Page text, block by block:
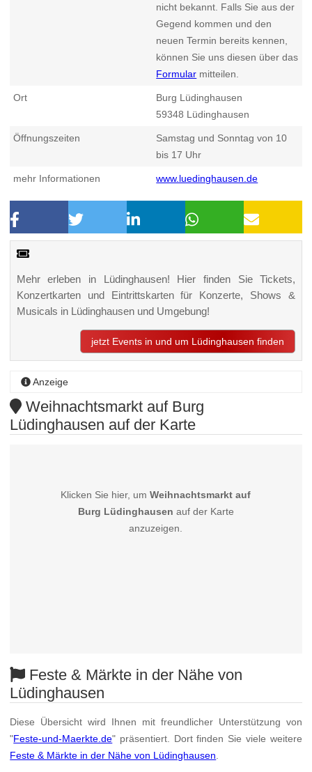
nicht bekannt. Falls Sie aus der
Gegend kommen und den
neuen Termin bereits kennen,
können Sie uns diesen über das
Formular mitteilen.
Ort
Burg Lüdinghausen
59348 Lüdinghausen
Öffnungszeiten
Samstag und Sonntag von 10
bis 17 Uhr
mehr Informationen www.luedinghausen.de
Mehr erleben in Lüdinghausen! Hier finden Sie Tickets,
Konzertkarten und Eintrittskarten für Konzerte, Shows &
Musicals in Lüdinghausen und Umgebung!
jetzt Events in und um Lüdinghausen finden
Anzeige
Weihnachtsmarkt auf Burg
Lüdinghausen auf der Karte
Klicken Sie hier, umWeihnachtsmarkt auf
Burg Lüdinghausen auf der Karte
anzuzeigen.
Feste & Märkte in der Nähe von
Lüdinghausen
Diese Übersicht wird Ihnen mit freundlicher Unterstützung von
"Feste-und-Maerkte.de" präsentiert. Dort finden Sie viele weitere
Feste & Märkte in der Nähe von Lüdinghausen